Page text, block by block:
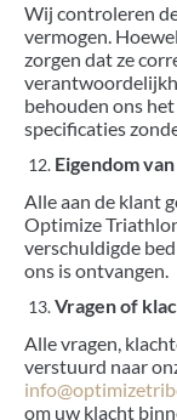
Wij controleren
vermogen.
zorgen dat ze
behouden ons
specificaties
Eigendom
Alle aan de klant
Optimize
verschuldigde
ons is ontvangen.
Vragen of
Alle vragen,
verstuurd naar
om uw klacht